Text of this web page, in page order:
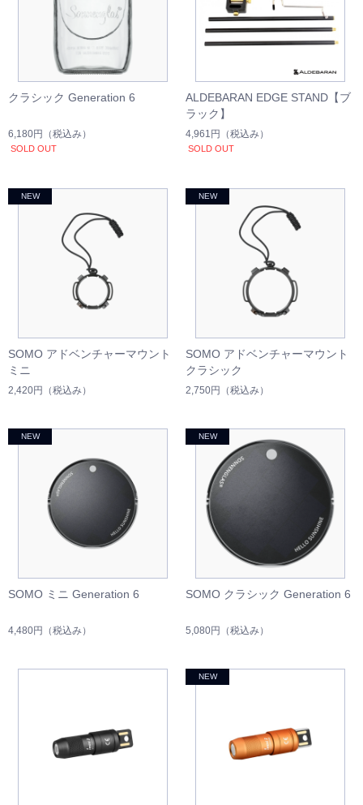
クラシック Generation 6
6,180円 （税込み）
SOLD OUT
ALDEBARAN EDGE STAND【ブ
ラック】
4,961円 （税込み）
SOLD OUT
SOMO アドベンチャーマウント
ミニ
2,420円 （税込み）
SOMO アドベンチャーマウント
クラシック
2,750円 （税込み）
SOMO ミニ Generation 6
4,480円 （税込み）
SOMO クラシック Generation 6
5,080円 （税込み）